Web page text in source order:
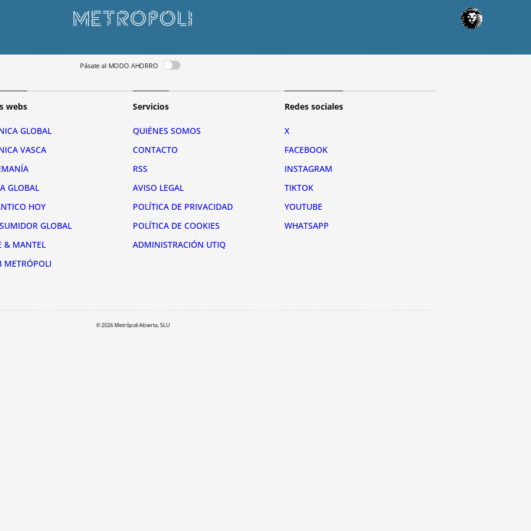
Pásate al MODO AHORRO
webs
GLOBAL
VASCA
GLOBAL
HOY
GLOBAL
& MANTEL
METRÓPOLI
Servicios
QUIÉNES SOMOS
CONTACTO
RSS
AVISO LEGAL
POLÍTICA DE PRIVACIDAD
POLÍTICA DE COOKIES
ADMINISTRACIÓN UTIQ
Redes sociales
X
FACEBOOK
INSTAGRAM
TIKTOK
YOUTUBE
WHATSAPP
© 2026 Metrópoli Abierta, SLU